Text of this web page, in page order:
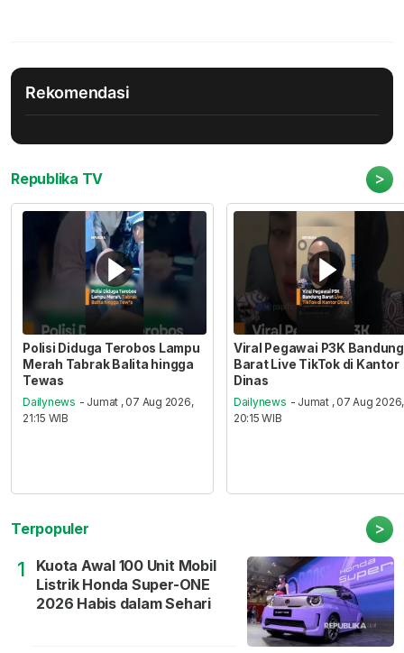
Rekomendasi
Republika TV >
Polisi Diduga Terobos Lampu
Merah Tabrak Balita hingga
Tewas
Dailynews - Jumat , 07 Aug 2026,
21:15 WIB
Viral Pegawai P3K Bandung
Barat Live TikTok di Kantor
Dinas
Dailynews - Jumat , 07 Aug 2026,
20:15 WIB
Terpopuler >
1
Kuota Awal 100 Unit Mobil
Listrik Honda Super-ONE
2026 Habis dalam Sehari